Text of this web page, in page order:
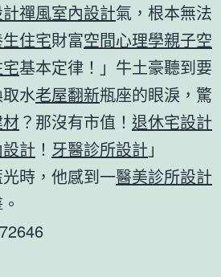
禪風室內設計氣，根本無法
住宅財富空間心理學親子空
基本定律！」牛土豪聽到要
水老屋翻新瓶座的眼淚，驚
？那沒有市值！ 退休宅設計
計 ！ 牙醫診所設計 」
時，他感到一醫美診所設計